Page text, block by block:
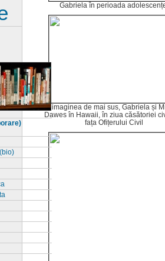
Gabriela în perioada
În imaginea de mai sus, Gabriela și
Dawes în Hawaii, în ziua căsătoriei
fața Ofițerului Civil